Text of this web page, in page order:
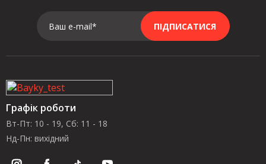
Ваш e-mail* ПІДПИСАТИСЯ
Графік роботи
Вт-Пт: 10 - 19, Сб: 11 - 18
Нд-Пн: вихідний